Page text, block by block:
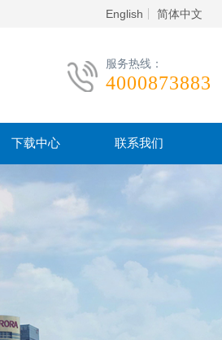
服务热线：
4000873883
English 简体中文
下载中心 联系我们